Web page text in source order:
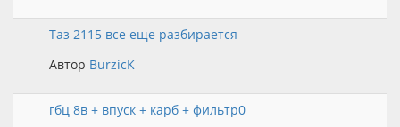
Таз 2115 все еще разбирается
Автор BurzicK
гбц 8в + впуск + карб + фильтр0